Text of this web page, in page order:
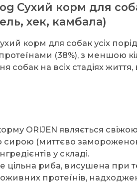
Сухий корм для
хек, камбала)
корм для собак усіх
(38%), з меншою
собак на всіх стадіях
ORIJEN являється
сирою (миттєво
у складі.
це цільна риба, висушена
протеїнів,